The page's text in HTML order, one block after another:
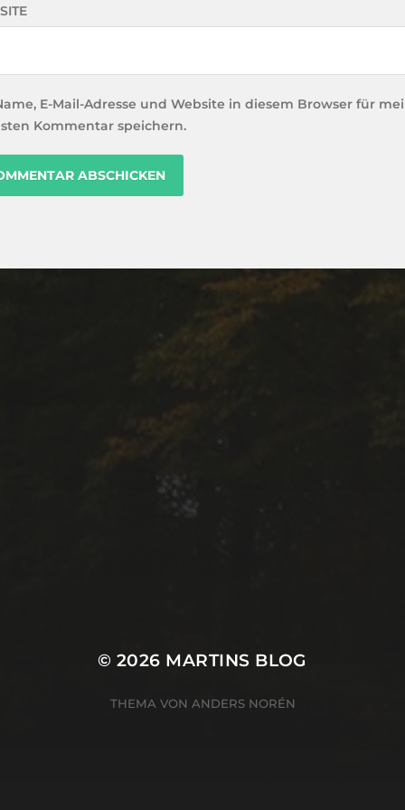
E-Mail-Adresse und Website in diesem Browser für
Kommentar speichern.
© 2026 MARTINS BLOG
THEMA VON ANDERS NORÉN